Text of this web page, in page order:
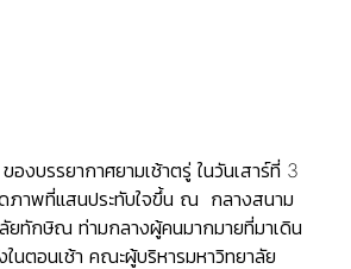
บรรยากาศยามเช้าตรู่ ในวันเสาร์ที่ 3
าพที่แสนประทับใจขึ้น ณ กลางสนาม
ยทักษิณ ท่ามกลางผู้คนมากมายที่มาเดิน
นตอนเช้า คณะผู้บริหารมหาวิทยาลัย